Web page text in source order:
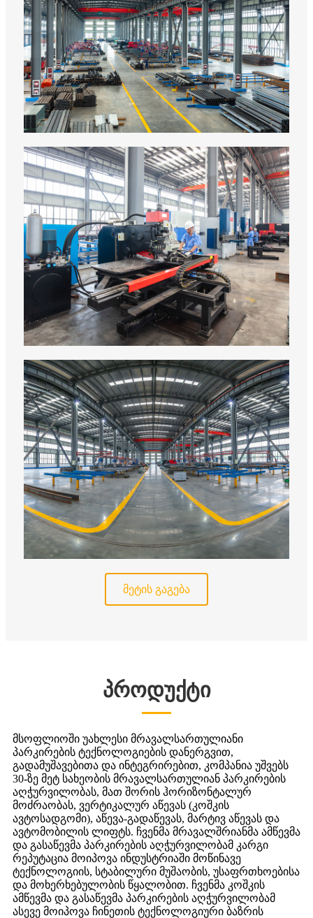
მეტის გაგება
პროდუქტი
მსოფლიოში უახლესი მრავალსართულიანი
პარკირების ტექნოლოგიების დანერგვით,
გადამუშავებითა და ინტეგრირებით, კომპანია უშვებს
30-ზე მეტ სახეობის მრავალსართულიან პარკირების
აღჭურვილობას, მათ შორის ჰორიზონტალურ
მოძრაობას, ვერტიკალურ აწევას (კოშკის
ავტოსადგომი), აწევა-გადაწევას, მარტივ აწევას და
ავტომობილის ლიფტს. ჩვენმა მრავალშრიანმა ამწევმა
და გასაწევმა პარკირების აღჭურვილობამ კარგი
რეპუტაცია მოიპოვა ინდუსტრიაში მოწინავე
ტექნოლოგიის, სტაბილური მუშაობის, უსაფრთხოებისა
და მოხერხებულობის წყალობით. ჩვენმა კოშკის
ამწევმა და გასაწევმა პარკირების აღჭურვილობამ
ასევე მოიპოვა ჩინეთის ტექნოლოგიური ბაზრის